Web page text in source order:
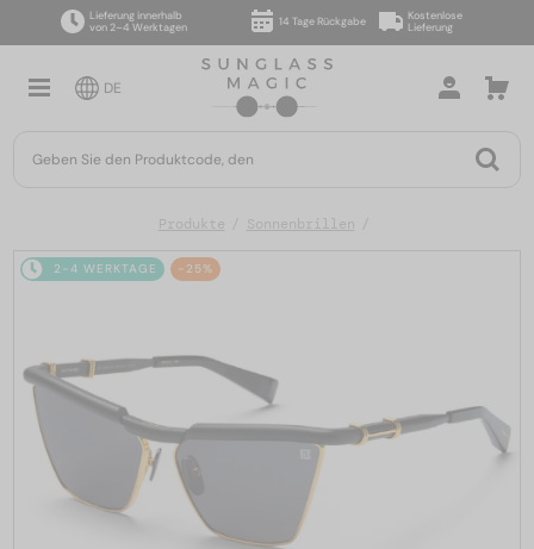
Lieferung innerhalb
von 2–4 Werktagen
14 Tage Rückgabe
Kostenlose
Lieferung
DE
Produkte Sonnenbrillen
2-4 WERKTAGE -25%